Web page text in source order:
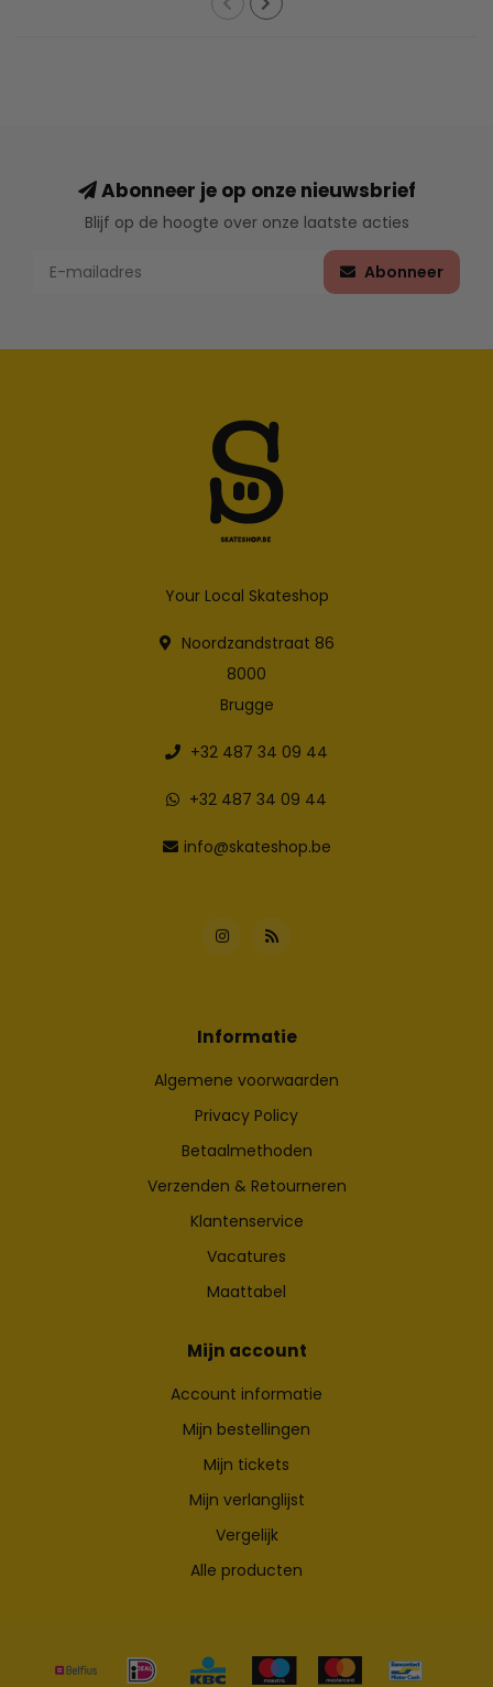
Abonneer je op onze nieuwsbrief
Blijf op de hoogte over onze laatste acties
Abonneer
Your Local Skateshop
Noordzandstraat 86
8000
Brugge
+32 487 34 09 44
+32 487 34 09 44
info@skateshop.be
Informatie
Algemene voorwaarden
Privacy Policy
Betaalmethoden
Verzenden & Retourneren
Klantenservice
Vacatures
Maattabel
Mijn account
Account informatie
Mijn bestellingen
Mijn tickets
Mijn verlanglijst
Vergelijk
Alle producten